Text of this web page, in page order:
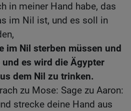
in meiner Hand habe, das
im Nil ist, und es soll in
im Nil sterben müssen und
es wird die Ägypter
dem Nil zu trinken.
zu Mose: Sage zu Aaron:
strecke deine Hand aus